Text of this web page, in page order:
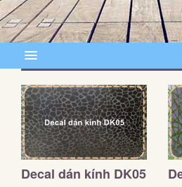
Decal dán kính DK05